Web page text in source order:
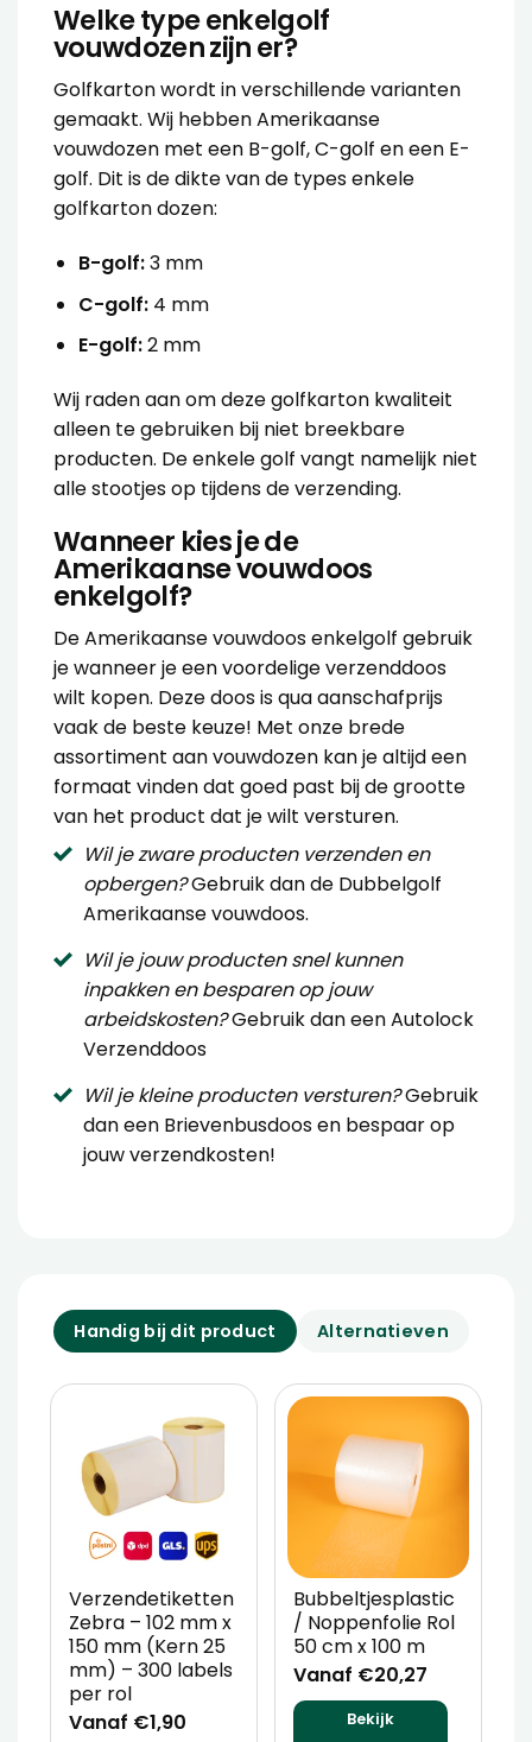
Welke type enkelgolf
vouwdozen zijn er?
Golfkarton wordt in verschillende varianten
gemaakt. Wij hebben Amerikaanse
vouwdozen met een B-golf, C-golf en een E-
golf. Dit is de dikte van de types enkele
golfkarton dozen:
B-golf:3 mm
C-golf: 4 mm
E-golf:2 mm
Wij raden aan om deze golfkarton kwaliteit
alleen te gebruiken bij niet breekbare
producten. De enkele golf vangt namelijk niet
alle stootjes op tijdens de verzending.
Wanneer kies je de
Amerikaanse vouwdoos
enkelgolf?
DeAmerikaanse vouwdoos enkelgolf gebruik
je wanneer je een voordelige verzenddoos
wilt kopen. Deze doos is qua aanschafprijs
vaak de beste keuze! Met onze brede
assortiment aan vouwdozen kan je altijd een
formaat vinden dat goed past bij de grootte
van het product dat je wilt versturen.
Wil je zware producten verzenden en
opbergen?Gebruik dan de Dubbelgolf
Amerikaanse vouwdoos.
Wil je jouw producten snel kunnen
inpakken en besparen op jouw
arbeidskosten?Gebruik dan eenAutolock
Verzenddoos
Wil je kleine producten versturen?Gebruik
dan een Brievenbusdoosen bespaar op
jouw verzendkosten!
Handig bij dit product Alternatieven
Verzendetiketten
Zebra – 102 mm x
150 mm (Kern 25
mm) – 300 labels
per rol
Vanaf €1,90
Bubbeltjesplastic
/ Noppenfolie Rol
50 cm x 100 m
Vanaf €20,27
Bekijk